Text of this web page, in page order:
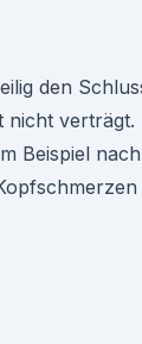
den
nicht
Beispiel